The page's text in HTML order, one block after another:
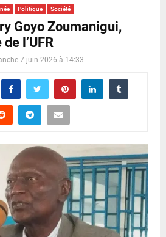
Politique Société
Goyo Zoumanigui,
l’UFR
7 juin 2026 à 14:33